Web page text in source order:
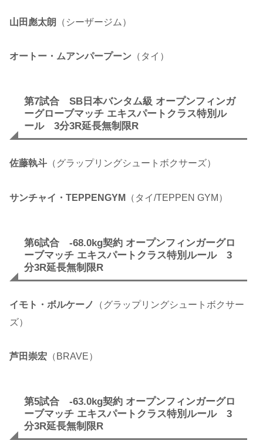
山田彪太朗 （シーザージム）
オートー・ムアンパープーン （タイ）
第7試合 SB日本バンタム級 オープンフィンガ
ーグローブマッチ エキスパートクラス特別ル
ール 3分3R延長無制限R
佐藤執斗 （グラップリングシュートボクサーズ）
サンチャイ・TEPPENGYM （タイ/TEPPEN GYM）
第6試合 -68.0kg契約 オープンフィンガーグロ
ーブマッチ エキスパートクラス特別ルール 3
分3R延長無制限R
イモト・ボルケーノ
（グラップリングシュートボクサー
ズ）
芦田崇宏 （BRAVE）
第5試合 -63.0kg契約 オープンフィンガーグロ
ーブマッチ エキスパートクラス特別ルール 3
分3R延長無制限R